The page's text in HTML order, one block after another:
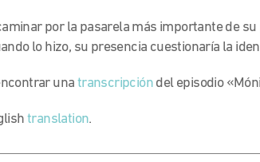
por la pasarela más importante de
lo hizo, su presencia cuestionaría la
una transcripción del episodio
translation.